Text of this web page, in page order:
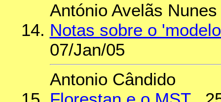
António Avelãs Nunes
Notas sobre o
07/Jan/05
Antonio Cândido